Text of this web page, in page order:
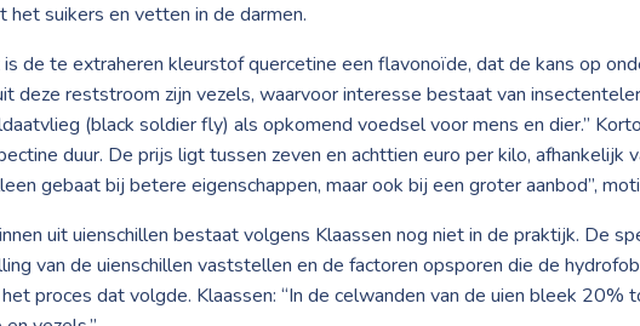
het suikers en vetten in de darmen.
is de te extraheren kleurstof quercetine een flavonoïde, dat de kans op
deze reststroom zijn vezels, waarvoor interesse bestaat van
(black soldier fly) als opkomend voedsel voor mens en dier.”
duur. De prijs ligt tussen zeven en achttien euro per kilo, afhankelijk
gebaat bij betere eigenschappen, maar ook bij een groter aanbod”,
uit uienschillen bestaat volgens Klaassen nog niet in de praktijk. De
van de uienschillen vaststellen en de factoren opsporen die de
proces dat volgde. Klaassen: “In de celwanden van de uien bleek